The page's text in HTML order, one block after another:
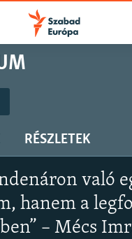
Spotify
Feliratkozás
RÉSZLETEK
való
hanem a
– Mécs
Spotify
Feliratkozás